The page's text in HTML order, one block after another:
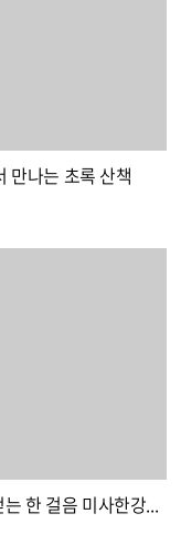
만나는 초록 산책
[2026년 5월호] 걷기 좋은 길 - 숲을 따라 걷는 한 걸음 미사한강공원5호